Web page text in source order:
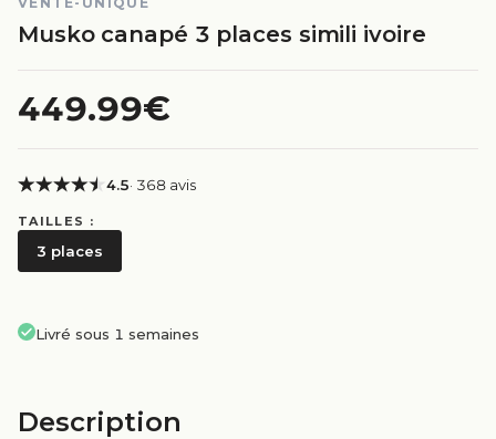
Musko canapé 3 places simili ivoire
449.99€
4.5· 368 avis
TAILLES :
3 places
Livré sous 1 semaines
Description